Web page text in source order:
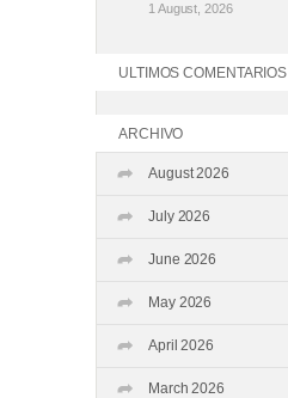
1 August, 2026
ULTIMOS COMENTARIOS
ARCHIVO
August 2026
July 2026
June 2026
May 2026
April 2026
March 2026